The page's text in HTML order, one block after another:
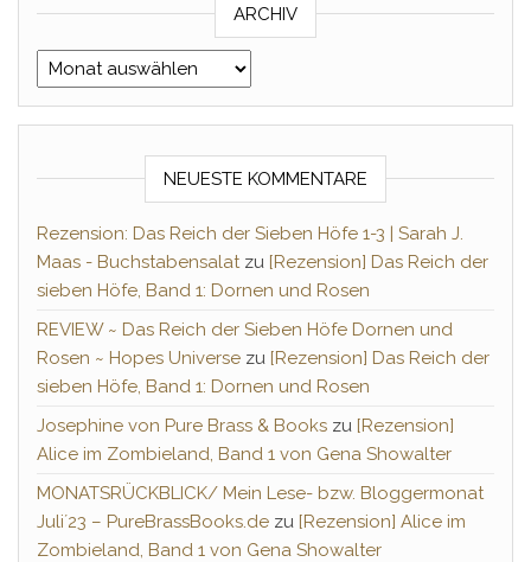
ARCHIV
Archiv
NEUESTE KOMMENTARE
Rezension: Das Reich der Sieben Höfe 1-3 | Sarah J.
Maas - Buchstabensalat zu [Rezension] Das Reich der
sieben Höfe, Band 1: Dornen und Rosen
REVIEW ~ Das Reich der Sieben Höfe Dornen und
Rosen ~ Hopes Universe zu [Rezension] Das Reich der
sieben Höfe, Band 1: Dornen und Rosen
Josephine von Pure Brass & Books zu [Rezension]
Alice im Zombieland, Band 1 von Gena Showalter
MONATSRÜCKBLICK/ Mein Lese- bzw. Bloggermonat
Juli´23 – PureBrassBooks.de zu [Rezension] Alice im
Zombieland, Band 1 von Gena Showalter